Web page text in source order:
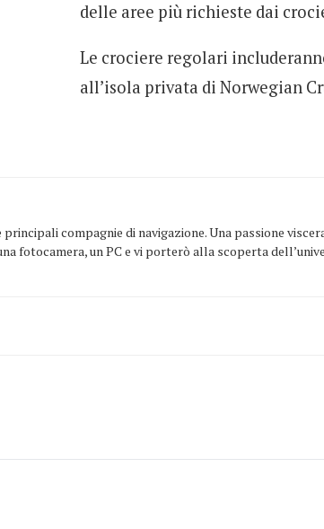
delle aree più richieste dai
Le crociere regolari
all’isola privata di Norwegian
compagnie di navigazione. Una passione
fotocamera, un PC e vi porterò alla scoperta